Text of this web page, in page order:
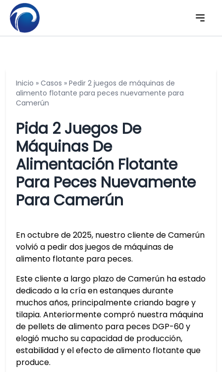
Inicio » Casos » Pedir 2 juegos de máquinas de
alimento flotante para peces nuevamente para
Camerún
Pida 2 Juegos De
Máquinas De
Alimentación Flotante
Para Peces Nuevamente
Para Camerún
En octubre de 2025, nuestro cliente de Camerún
volvió a pedir dos juegos de máquinas de
alimento flotante para peces.
Este cliente a largo plazo de Camerún ha estado
dedicado a la cría en estanques durante
muchos años, principalmente criando bagre y
tilapia. Anteriormente compró nuestra máquina
de pellets de alimento para peces DGP-60 y
elogió mucho su capacidad de producción,
estabilidad y el efecto de alimento flotante que
produce.